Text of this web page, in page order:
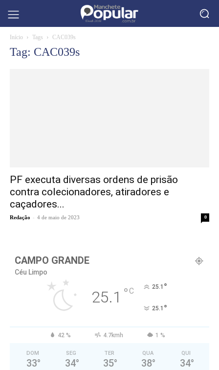
Início Tags CAC039s
Tag: CAC039s
PF executa diversas ordens de prisão
contra colecionadores, atiradores e
caçadores...
Redação - 4 de maio de 2023 0
CAMPO GRANDE
Céu Limpo
25.1 °C 25.1 °
25.1 °
42 % 4.7kmh 1 %
DOM
33°
SEG
34°
TER
35°
QUA
38°
QUI
34°